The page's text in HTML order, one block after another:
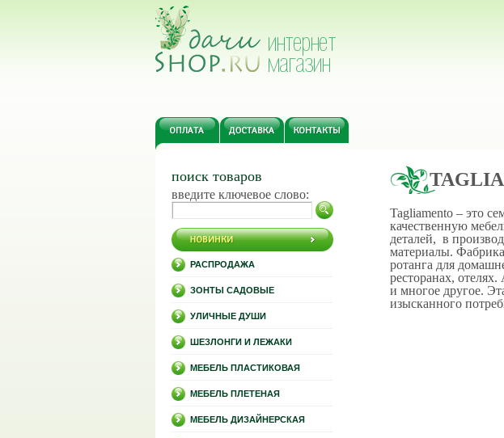
поиск товаров
введите ключевое слово:
РАСПРОДАЖА
ЗОНТЫ САДОВЫЕ
УЛИЧНЫЕ ДУШИ
ШЕЗЛОНГИ И ЛЕЖАКИ
МЕБЕЛЬ ПЛАСТИКОВАЯ
МЕБЕЛЬ ПЛЕТЕНАЯ
МЕБЕЛЬ ДИЗАЙНЕРСКАЯ
Tagliamento – это
качественную
деталей, в
материалы.
ротанга для
ресторанах,
и многое другое.
изысканного